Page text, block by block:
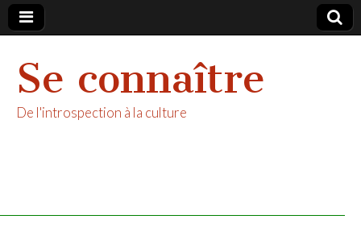
Se connaître
De l'introspection à la culture